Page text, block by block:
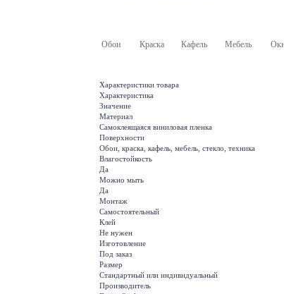
Обои Краска Кафель Мебель
Характеристики товара
Характеристика
Значение
Материал
Самоклеящаяся виниловая пленка
Поверхности
Обои, краска, кафель, мебель, стекло, техника
Влагостойкость
Да
Можно мыть
Да
Монтаж
Самостоятельный
Клей
Не нужен
Изготовление
Под заказ
Размер
Стандартный или индивидуальный
Производитель